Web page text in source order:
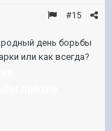
#15
день борьбы
или как всегда?